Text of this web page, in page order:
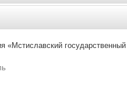
«Мстиславский